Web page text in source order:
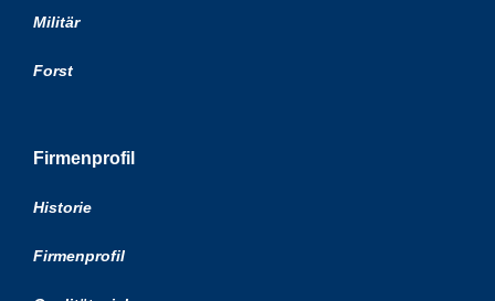
Militär
Forst
Firmenprofil
Historie
Firmenprofil